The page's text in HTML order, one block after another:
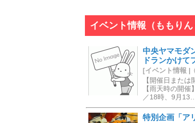
イベント情報（ももりん
中央ヤマモダ
ドランかけて
[イベント情報 |
【開催日また
【雨天時の開
／18時、9月13…
特別企画「ア